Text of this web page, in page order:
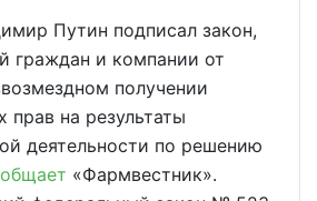
Путин подписал закон,
граждан и компании от
получении
прав на результаты
деятельности по решению
«Фармвестник».